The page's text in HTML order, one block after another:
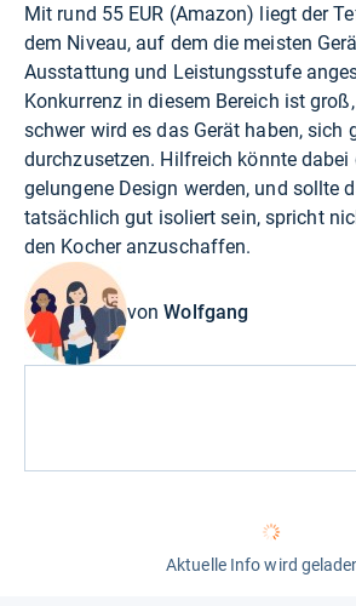
Mit rund 55 EUR (Amazon) liegt der
dem Niveau, auf dem die meisten
Ausstattung und Leistungsstufe
Konkurrenz in diesem Bereich ist
schwer wird es das Gerät haben, sich
durchzusetzen. Hilfreich könnte dabei
gelungene Design werden, und sollte
tatsächlich gut isoliert sein, spricht
den Kocher anzuschaffen.
vonWolfgang
Aktuelle Info wird